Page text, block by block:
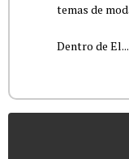
temas de
Dentro de El...